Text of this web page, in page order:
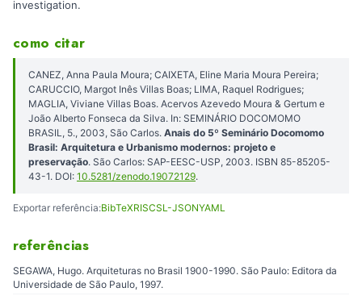
investigation.
como citar
CANEZ, Anna Paula Moura; CAIXETA, Eline Maria Moura Pereira;
CARUCCIO, Margot Inês Villas Boas; LIMA, Raquel Rodrigues;
MAGLIA, Viviane Villas Boas. Acervos Azevedo Moura & Gertum e
João Alberto Fonseca da Silva. In: SEMINÁRIO DOCOMOMO
BRASIL, 5., 2003, São Carlos. Anais do 5º Seminário Docomomo
Brasil: Arquitetura e Urbanismo modernos: projeto e
preservação. São Carlos: SAP-EESC-USP, 2003. ISBN 85-85205-
43-1. DOI: 10.5281/zenodo.19072129.
Exportar referência:BibTeXRISCSL-JSONYAML
referências
SEGAWA, Hugo. Arquiteturas no Brasil 1900-1990. São Paulo: Editora da
Universidade de São Paulo, 1997.